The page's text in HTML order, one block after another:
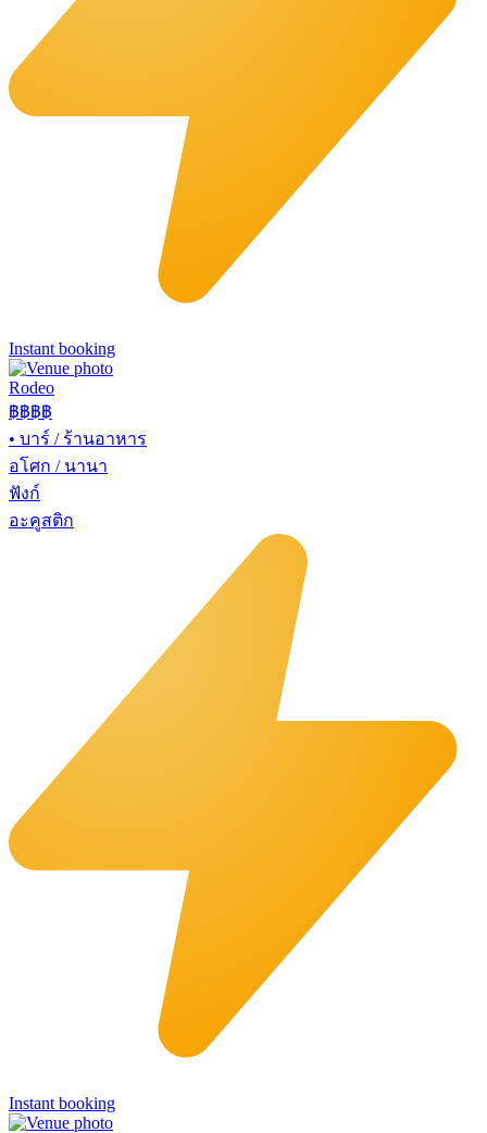
Instant booking
Rodeo
฿฿฿฿
• บาร์ / ร้านอาหาร
อโศก / นานา
ฟังก์
อะคูสติก
Instant booking